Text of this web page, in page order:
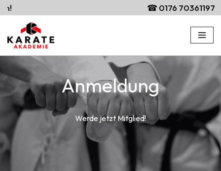
Zum
Inhalt
springen
☎ 0176 70361197
Anmeldung
Werde jetzt Mitglied!